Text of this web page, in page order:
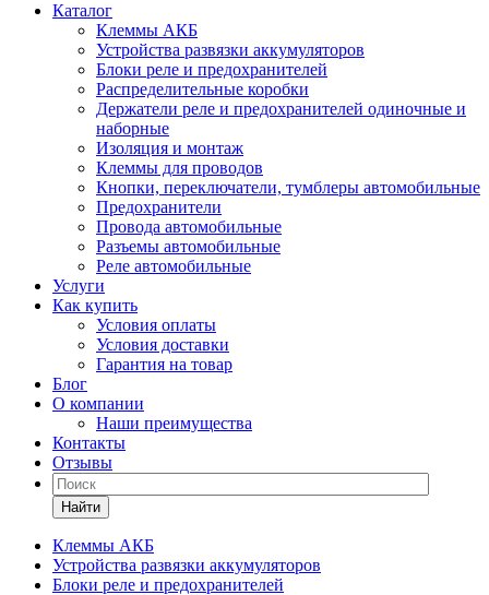
Каталог
Клеммы АКБ
Устройства развязки аккумуляторов
Блоки реле и предохранителей
Распределительные коробки
Держатели реле и предохранителей одиночные и
наборные
Изоляция и монтаж
Клеммы для проводов
Кнопки, переключатели, тумблеры автомобильные
Предохранители
Провода автомобильные
Разъемы автомобильные
Реле автомобильные
Услуги
Как купить
Условия оплаты
Условия доставки
Гарантия на товар
Блог
О компании
Наши преимущества
Контакты
Отзывы
Найти
Клеммы АКБ
Устройства развязки аккумуляторов
Блоки реле и предохранителей